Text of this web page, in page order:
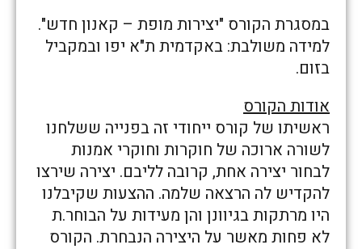
במסגרת הקורס "יצירות מופת – קאנון חדש".
למידה משולבת: באקדמית ת"א יפו ובמקביל
בזום.
אודות הקורס
ראשיתו של קורס ייחודי זה בפנייה ששלחנו
לשורה ארוכה של חוקרות וחוקרי אמנות
לבחור יצירה אחת, קרובה לליבם. יצירה שירצו
להקדיש לה הרצאה שלמה. ההצעות שקיבלנו
היו מרתקות בגיוונן והן מעידות על הבוחר.ת
לא פחות מאשר על היצירה הנבחרת. הקורס